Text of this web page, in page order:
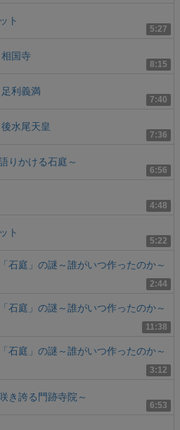
5:27
ト
8:15
国寺
7:40
利義満
7:36
水尾天皇
6:56
りかける石庭～
4:48
5:22
ト
2:44
石庭」の謎～誰がいつ作ったのか～
11:38
石庭」の謎～誰がいつ作ったのか～
3:12
石庭」の謎～誰がいつ作ったのか～
6:53
き誇る門跡寺院～